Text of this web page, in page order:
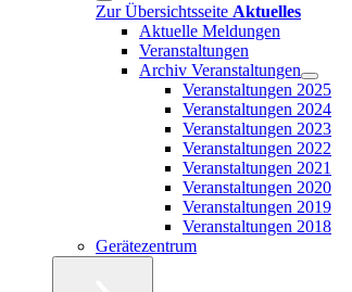
Zur Übersichtsseite Aktuelles
Aktuelle Meldungen
Veranstaltungen
Archiv Veranstaltungen
Veranstaltungen 2025
Veranstaltungen 2024
Veranstaltungen 2023
Veranstaltungen 2022
Veranstaltungen 2021
Veranstaltungen 2020
Veranstaltungen 2019
Veranstaltungen 2018
Gerätezentrum